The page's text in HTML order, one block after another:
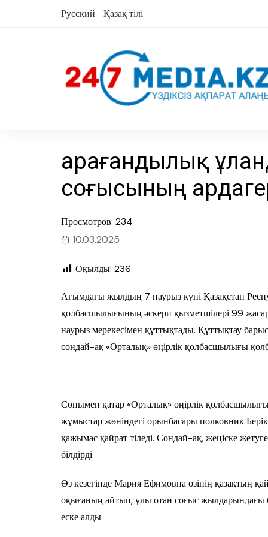
Русский Қазақ тілі
Қарағандылық
соғысының
Просмотров: 234
10.03.2025
Оқылды: 236
Ағымдағы жылдың 7 наурыз күні Қазақстан
қолбасшылығының әскери қызметшілері 99
наурыз мерекесімен құттықтады. Құттықтау
сондай-ақ «Орталық» өңірлік қолбасшылығы
Сонымен қатар «Орталық» өңірлік
жұмыстар жөніндегі орынбасары полковник
қажымас қайрат тіледі. Сондай-ақ, жеңіске
білдірді.
Өз кезегінде Мария Ефимовна өзінің қазақтың
оқығаның айтып, ұлы отан соғыс жылдарындағы
еске алды.